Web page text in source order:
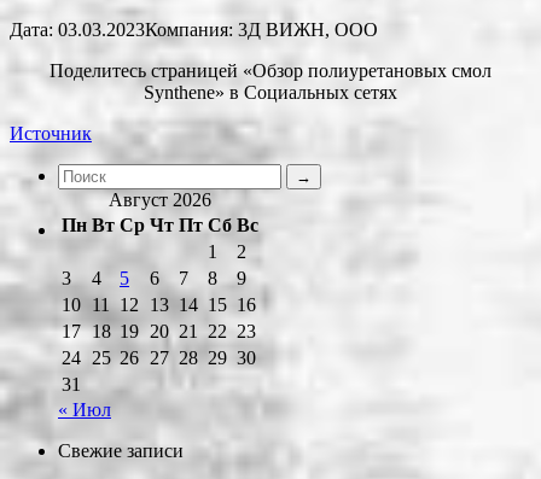
Дата: 03.03.2023Компания: 3Д ВИЖН, ООО
Поделитесь страницей «Обзор полиуретановых смол
Synthene» в Социальных сетях
Источник
Август 2026
Пн Вт Ср Чт Пт Сб Вс
1
2
3
4 5 6 7 8
9
10 11 12 13 14 15 16
17 18 19 20 21 22 23
24 25 26 27 28 29 30
31
« Июл
Свежие записи